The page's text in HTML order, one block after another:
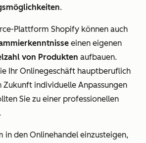
.
Plattform Shopify können auch
einen eigenen
von Produkten aufbauen.
Ihr Onlinegeschäft hauptberuflich
Zukunft individuelle Anpassungen
Sie zu einer professionellen
in den Onlinehandel einzusteigen,